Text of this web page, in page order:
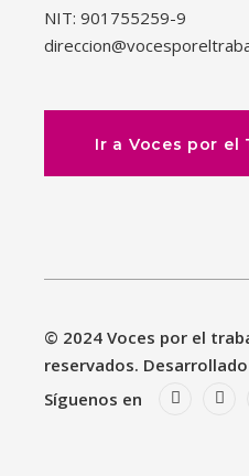
NIT: 901755259-9
Ir a Voces por el
© 2024 Voces por el
reservados.
Síguenos en